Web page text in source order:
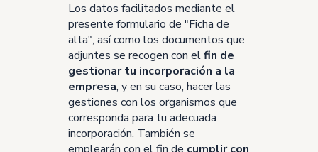
Los datos facilitados mediante el
presente formulario de "Ficha de
alta", así como los documentos que
adjuntes se recogen con elfin de
gestionar tu incorporación a la
empresa, y en su caso, hacer las
gestiones con los organismos que
corresponda para tu adecuada
incorporación. También se